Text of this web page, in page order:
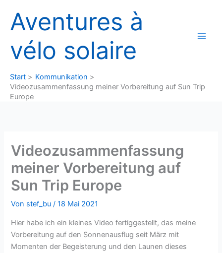
Inhalt
springen
Aventures à
vélo solaire
Start
Kommunikation
Videozusammenfassung meiner Vorbereitung auf Sun Trip
Europe
Videozusammenfassung
meiner Vorbereitung auf
Sun Trip Europe
Von stef_bu/18 Mai 2021
Hier habe ich ein kleines Video fertiggestellt, das meine
Vorbereitung auf den Sonnenausflug seit März mit
Momenten der Begeisterung und den Launen dieses